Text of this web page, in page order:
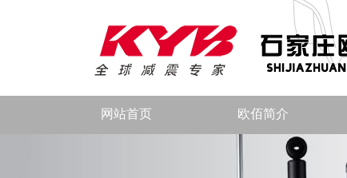
网站首页 欧佰简介